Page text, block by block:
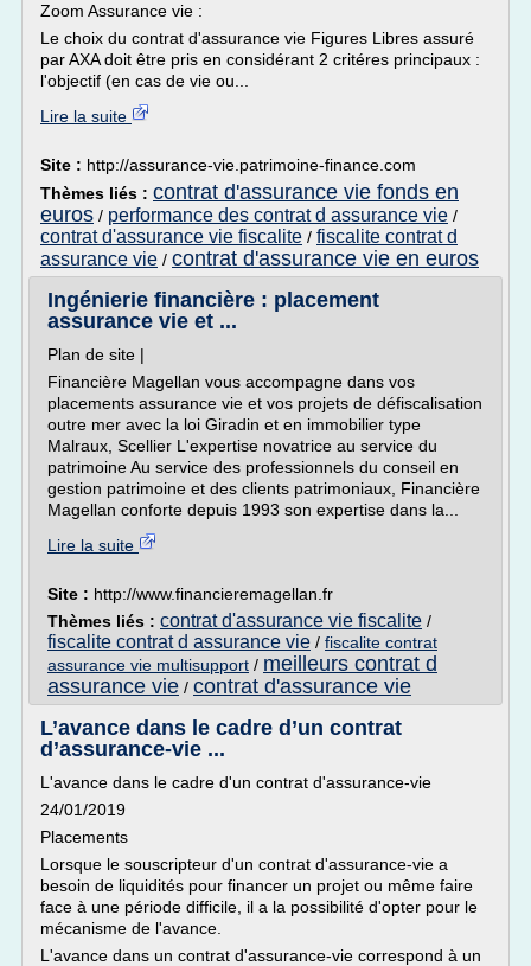
Zoom Assurance vie :
Le choix du contrat d'assurance vie Figures Libres assuré
par AXA doit être pris en considérant 2 critéres principaux :
l'objectif (en cas de vie ou...
Lire la suite
Site : http://assurance-vie.patrimoine-finance.com
Thèmes liés : contrat d'assurance vie fonds en
euros / performance des contrat d assurance vie /
contrat d'assurance vie fiscalite / fiscalite contrat d
assurance vie / contrat d'assurance vie en euros
Ingénierie financière : placement
assurance vie et ...
Plan de site |
Financière Magellan vous accompagne dans vos
placements assurance vie et vos projets de défiscalisation
outre mer avec la loi Giradin et en immobilier type
Malraux, Scellier L'expertise novatrice au service du
patrimoine Au service des professionnels du conseil en
gestion patrimoine et des clients patrimoniaux, Financière
Magellan conforte depuis 1993 son expertise dans la...
Lire la suite
Site : http://www.financieremagellan.fr
Thèmes liés : contrat d'assurance vie fiscalite /
fiscalite contrat d assurance vie / fiscalite contrat
assurance vie multisupport / meilleurs contrat d
assurance vie / contrat d'assurance vie
L’avance dans le cadre d’un contrat
d’assurance-vie ...
L'avance dans le cadre d'un contrat d'assurance-vie
24/01/2019
Placements
Lorsque le souscripteur d'un contrat d'assurance-vie a
besoin de liquidités pour financer un projet ou même faire
face à une période difficile, il a la possibilité d'opter pour le
mécanisme de l'avance.
L'avance dans un contrat d'assurance-vie correspond à un